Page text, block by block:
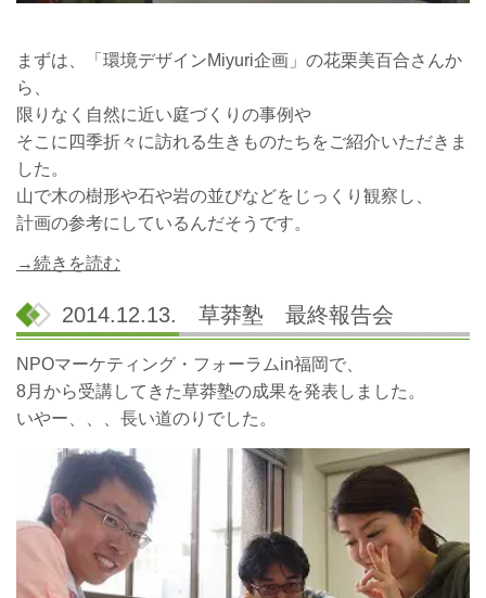
まずは、「環境デザインMiyuri企画」の花栗美百合さんか
ら、
限りなく自然に近い庭づくりの事例や
そこに四季折々に訪れる生きものたちをご紹介いただきま
した。
山で木の樹形や石や岩の並びなどをじっくり観察し、
計画の参考にしているんだそうです。
→続きを読む
2014.12.13. 草莽塾 最終報告会
NPOマーケティング・フォーラムin福岡で、
8月から受講してきた草莽塾の成果を発表しました。
いやー、、、長い道のりでした。